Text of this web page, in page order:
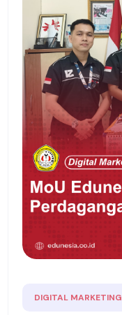
DIGITAL MARKETING